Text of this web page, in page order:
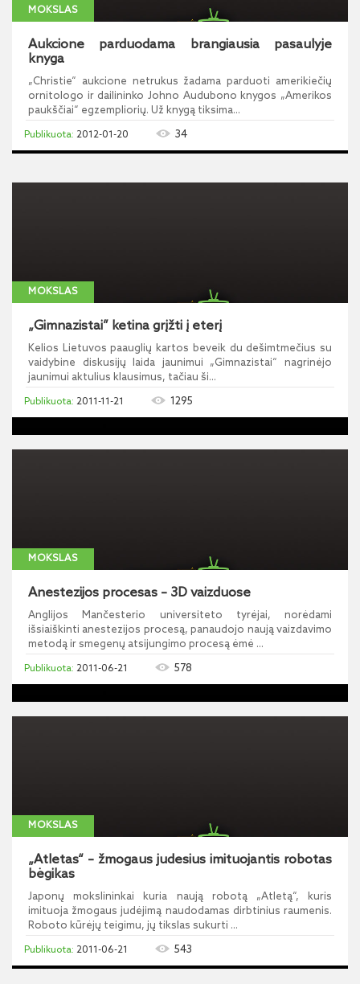
MOKSLAS
Aukcione parduodama brangiausia pasaulyje
knyga
„Christie“ aukcione netrukus žadama parduoti amerikiečių
ornitologo ir dailininko Johno Audubono knygos „Amerikos
paukščiai“ egzempliorių. Už knygą tiksima...
2012-01-20 34
MOKSLAS
„Gimnazistai” ketina grįžti į eterį
Kelios Lietuvos paauglių kartos beveik du dešimtmečius su
vaidybine diskusijų laida jaunimui „Gimnazistai“ nagrinėjo
jaunimui aktulius klausimus, tačiau ši...
2011-11-21 1295
MOKSLAS
Anestezijos procesas – 3D vaizduose
Anglijos Mančesterio universiteto tyrėjai, norėdami
išsiaiškinti anestezijos procesą, panaudojo naują vaizdavimo
metodą ir smegenų atsijungimo procesą ėmė ...
2011-06-21 578
MOKSLAS
„Atletas“ – žmogaus judesius imituojantis robotas
bėgikas
Japonų mokslininkai kuria naują robotą „Atletą“, kuris
imituoja žmogaus judėjimą naudodamas dirbtinius raumenis.
Roboto kūrėjų teigimu, jų tikslas sukurti ...
2011-06-21 543